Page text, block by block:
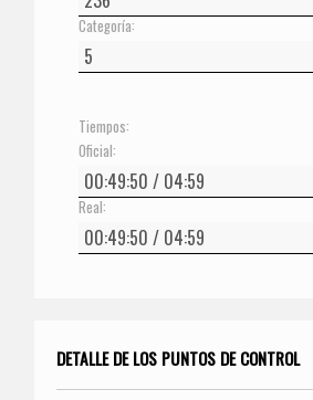
Categoría:
Tiempos:
Oficial:
Real:
DETALLE DE LOS PUNTOS DE CONTROL